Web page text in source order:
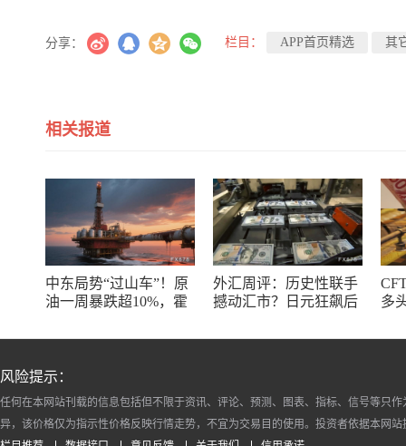
分享： 栏目： APP首页精选 其
相关报道
中东局势“过山车”！原
油一周暴跌超10%，霍
变数
外汇周评：历史性联手
撼动汇市？日元狂飙后
美元刷新七周低点
多
风险提示：
任何在本网站刊载的信息包括但不限于资讯、评论、预测、图表、指标、信号等只
异，该价格仅为指示性价格反映行情走势，不宜为交易目的使用。投资者依据本网